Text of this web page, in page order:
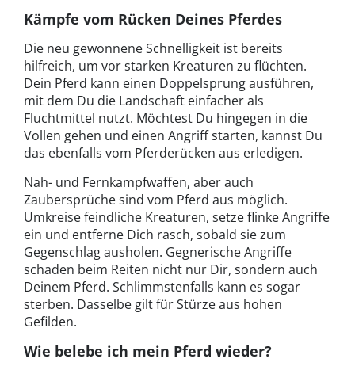
Kämpfe vom Rücken Deines Pferdes
Die neu gewonnene Schnelligkeit ist bereits
hilfreich, um vor starken Kreaturen zu flüchten.
Dein Pferd kann einen Doppelsprung ausführen,
mit dem Du die Landschaft einfacher als
Fluchtmittel nutzt. Möchtest Du hingegen in die
Vollen gehen und einen Angriff starten, kannst Du
das ebenfalls vom Pferderücken aus erledigen.
Nah- und Fernkampfwaffen, aber auch
Zaubersprüche sind vom Pferd aus möglich.
Umkreise feindliche Kreaturen, setze flinke Angriffe
ein und entferne Dich rasch, sobald sie zum
Gegenschlag ausholen. Gegnerische Angriffe
schaden beim Reiten nicht nur Dir, sondern auch
Deinem Pferd. Schlimmstenfalls kann es sogar
sterben. Dasselbe gilt für Stürze aus hohen
Gefilden.
Wie belebe ich mein Pferd wieder?